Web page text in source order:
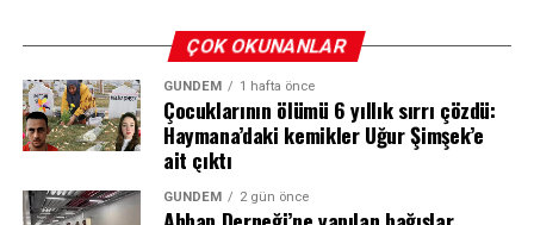
şüphelilerin HTS (Hücresel Haberleşme Sistemi) ve PTS
(Plaka Tanıma Sistemi) kayıtlarını, kriminal inceleme
bulgularını ve tanık beyanlarını bir araya getirerek
olayın perdesini aralamaya çalıştı.
Yapılan incelemelerde, Evindar Tiğrak’ın kaybolmadan
hemen önce şüphelilerden biriyle yoğun telefon trafiği
ÇOK OKUNANLAR
GÜNDEM 1 hafta önce
Çocuklarının ölümü 6 yıllık sırrı çözdü:
Haymana’daki kemikler Uğur Şimşek’e
ait çıktı
GÜNDEM 2 gün önce